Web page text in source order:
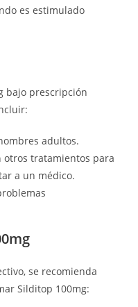
es estimulado
bajo prescripción
adultos.
tratamientos para
a un médico.
se recomienda
Silditop 100mg: